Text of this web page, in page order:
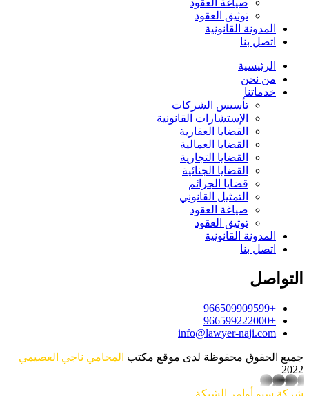
صياغة العقود
توثيق العقود
المدونة القانونية
اتصل بنا
الرئيسية
من نحن
خدماتنا
تأسيس الشركات
الإستشارات القانونية
القضايا العقارية
القضايا العمالية
القضايا التجارية
القضايا الجنائية
قضايا الجرائم
التمثيل القانوني
صياغة العقود
توثيق العقود
المدونة القانونية
اتصل بنا
التواصل
+966509909599
+966599222000
info@lawyer-naji.com
جميع الحقوق محفوظة لدى موقع مكتب المحامي ناجي العصيمي
2022
شركة سيو أوامر الشبكة
whatsapp